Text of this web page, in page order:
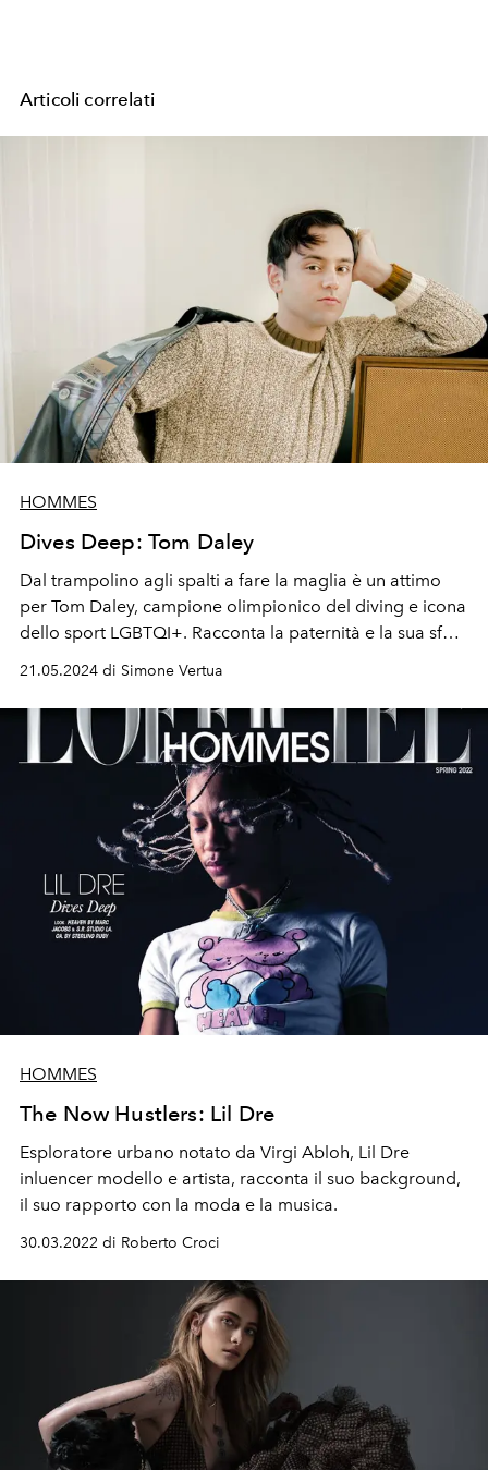
Articoli correlati
HOMMES
Dives Deep: Tom Daley
Dal trampolino agli spalti a fare la maglia è un attimo
per Tom Daley, campione olimpionico del diving e icona
dello sport LGBTQI+. Racconta la paternità e la sua sfera
privata, come si sta evolvendo la mascolinità e sogna di
Love alla London Fashion Week.
21.05.2024 di Simone Vertua
HOMMES
The Now Hustlers: Lil Dre
Esploratore urbano notato da Virgi Abloh, Lil Dre
inluencer modello e artista, racconta il suo background,
il suo rapporto con la moda e la musica.
30.03.2022 di Roberto Croci